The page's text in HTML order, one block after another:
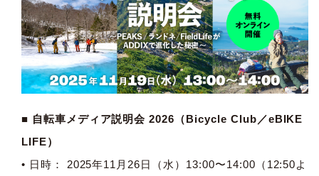
■ 自転車メディア説明会 2026（Bicycle Club／eBIKE
LIFE）
• 日時： 2025年11月26日（水）13:00〜14:00（12:50よ